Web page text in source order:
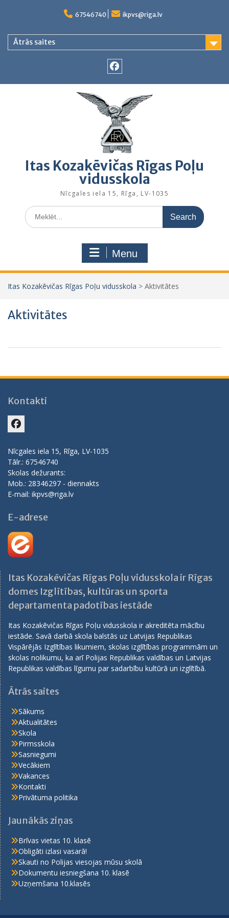
67546740 ikpvs@riga.lv
Ātrās saites
Itas Kozakēvičas Rīgas Poļu
vidusskola
Nīcgales iela 15, Rīga, LV-1035
Search
for:
Menu
Itas Kozakēvičas Rīgas Poļu vidusskola > Aktivitātes
Aktivitātes
Kontakti
Nīcgales iela 15, Rīga, LV-1035
Tālr.: 67546740
Skolas dežurants:
Mob.: 28346297 - diennakts
E-mail: ikpvs@riga.lv
E-adrese
Itas Kozakēvičas Rīgas Poļu vidusskola ir Rīgas
domes Izglītības, kultūras un sporta
departamenta padotības iestāde
Itas Kozakēvičas Rīgas Poļu vidusskola ir akreditēta mācību
iestāde. Savā darbā skola balstās uz Latvijas Republikas
Vispārējās Izglītības likumiem, skolas izglītības programmām un
skolas nolikumu, ka arī Polijas Republikas valdības un Latvijas
Republikas valdības līgumu par sadarbību kultūrā un izglītībā.
Ātrās saites
Sākums
Aktualitātes
Skola
Pirmsskola
Sasniegumi
Vecākiem
Vakances
Kontakti
Privātuma politika
Jaunākās ziņas
Brīvas vietas 10. klasē
Obligāti izlasi vasarā!
Skauti no Polijas viesojas mūsu skolā
Dokumentu iesniegšana 10. klasē
Uzņemšana 10.klasēs